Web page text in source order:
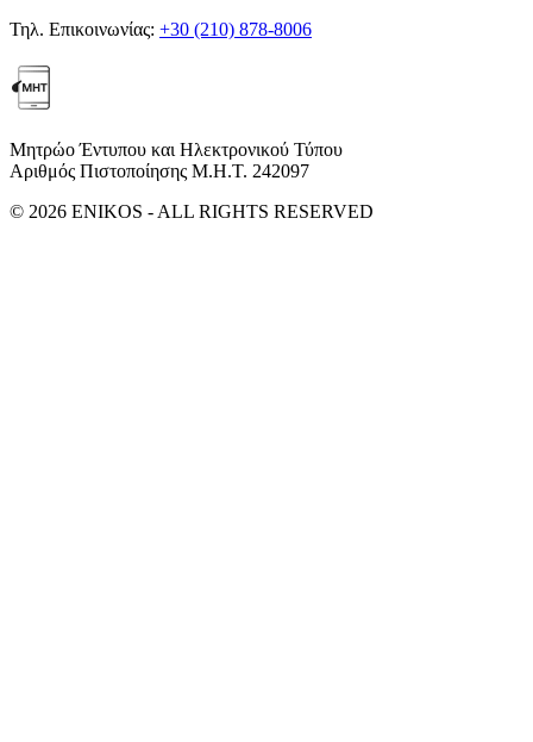
Τηλ. Επικοινωνίας: +30 (210) 878-8006
Μητρώο Έντυπου και Ηλεκτρονικού Τύπου
Αριθμός Πιστοποίησης Μ.Η.Τ. 242097
© 2026 ENIKOS - ALL RIGHTS RESERVED